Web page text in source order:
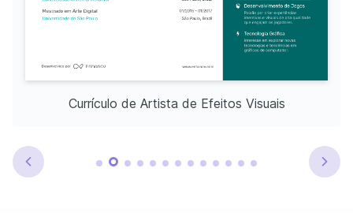
Currículo de Artista de Efeitos Visuais